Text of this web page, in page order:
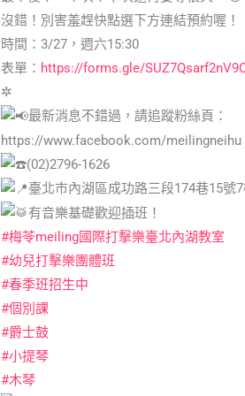
沒錯！別害羞趕快點選下方連結預約喔！
時間：3/27，週六15:30
表單： https://forms.gle/
✲
最新消息不錯過，請追蹤粉絲頁：
https://www.facebook.com/meilingneihu
(02)2796-1626
臺北市內湖區成功路三段174巷15號
有音樂基礎歡迎插班！
#梅苓meiling國際打擊樂臺北內湖教室
#幼兒打擊樂團體班
#春季班招生中
#個別課
#爵士鼓
#小提琴
#木琴